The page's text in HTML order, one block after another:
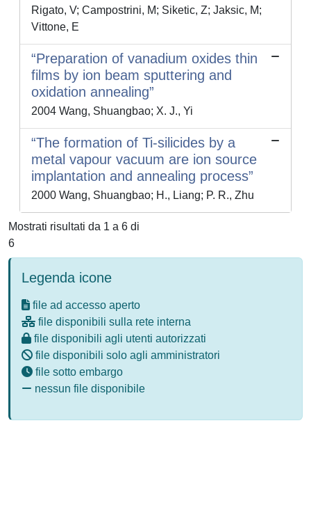
Rigato, V; Campostrini, M; Siketic, Z; Jaksic, M;
Vittone, E
“Preparation of vanadium oxides thin
films by ion beam sputtering and
oxidation annealing”
2004 Wang, Shuangbao; X. J., Yi
“The formation of Ti-silicides by a
metal vapour vacuum are ion source
implantation and annealing process”
2000 Wang, Shuangbao; H., Liang; P. R., Zhu
Mostrati risultati da 1 a 6 di
6
Legenda icone
file ad accesso aperto
file disponibili sulla rete interna
file disponibili agli utenti autorizzati
file disponibili solo agli amministratori
file sotto embargo
nessun file disponibile